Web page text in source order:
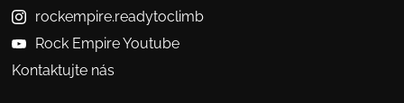
rockempire.readytoclimb
Rock Empire Youtube
Kontaktujte nás